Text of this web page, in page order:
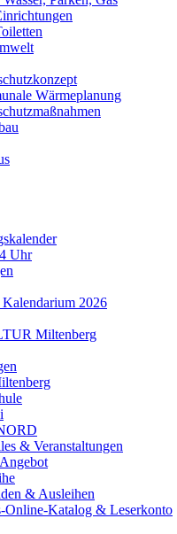
Wärmeplanung
Uhr
2026
Miltenberg
& Veranstaltungen
& Ausleihen
Online-Katalog & Leserkonto